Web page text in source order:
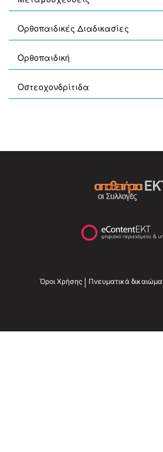
Ορθοπαιδικές Διαδικασίες
Ορθοπαιδική
Οστεοχονδρίτιδα